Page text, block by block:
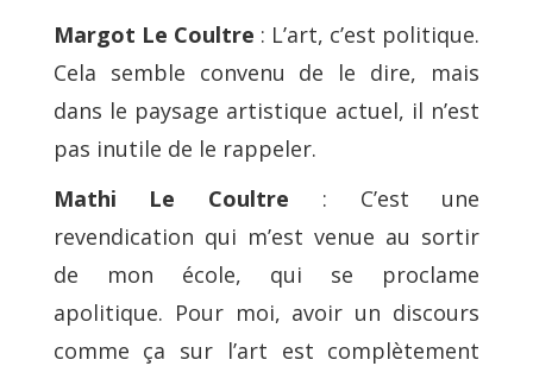
Margot Le Coultre : L’art, c’est politique.
Cela semble convenu de le dire, mais
dans le paysage artistique actuel, il n’est
pas inutile de le rappeler.
Mathi Le Coultre : C’est une
revendication qui m’est venue au sortir
de mon école, qui se proclame
apolitique. Pour moi, avoir un discours
comme ça sur l’art est complètement